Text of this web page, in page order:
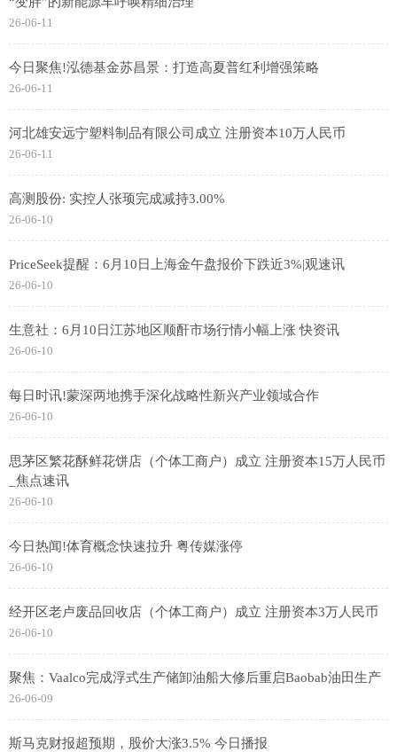
26-06-11
今日聚焦!泓德基金苏昌景：打造高夏普红利增强策略
26-06-11
河北雄安远宁塑料制品有限公司成立 注册资本10万人民币
26-06-11
高测股份: 实控人张顼完成减持3.00%
26-06-10
PriceSeek提醒：6月10日上海金午盘报价下跌近3%|观速讯
26-06-10
生意社：6月10日江苏地区顺酐市场行情小幅上涨 快资讯
26-06-10
每日时讯!蒙深两地携手深化战略性新兴产业领域合作
26-06-10
思茅区繁花酥鲜花饼店（个体工商户）成立 注册资本15万人民币
_焦点速讯
26-06-10
今日热闻!体育概念快速拉升 粤传媒涨停
26-06-10
经开区老卢废品回收店（个体工商户）成立 注册资本3万人民币
26-06-10
聚焦：Vaalco完成浮式生产储卸油船大修后重启Baobab油田生产
26-06-09
斯马克财报超预期，股价大涨3.5% 今日播报